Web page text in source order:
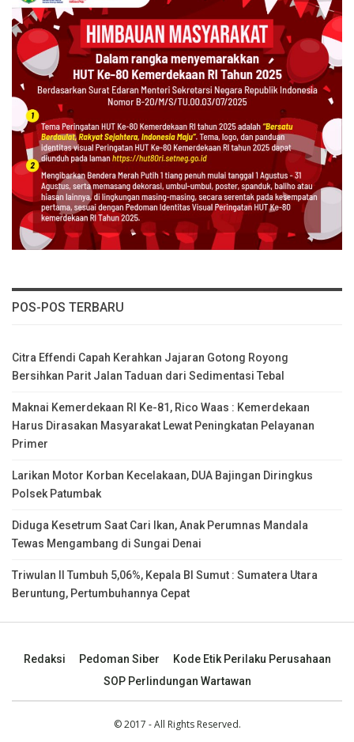
POS-POS TERBARU
Citra Effendi Capah Kerahkan Jajaran Gotong Royong
Bersihkan Parit Jalan Taduan dari Sedimentasi Tebal
Maknai Kemerdekaan RI Ke-81, Rico Waas : Kemerdekaan
Harus Dirasakan Masyarakat Lewat Peningkatan Pelayanan
Primer
Larikan Motor Korban Kecelakaan, DUA Bajingan Diringkus
Polsek Patumbak
Diduga Kesetrum Saat Cari Ikan, Anak Perumnas Mandala
Tewas Mengambang di Sungai Denai
Triwulan II Tumbuh 5,06%, Kepala BI Sumut : Sumatera Utara
Beruntung, Pertumbuhannya Cepat
Redaksi Pedoman Siber
Kode Etik Perilaku Perusahaan
SOP Perlindungan Wartawan
© 2017 - All Rights Reserved.